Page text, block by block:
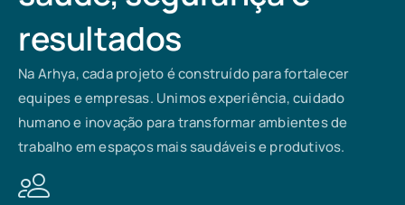
resultados
Na Arhya, cada projeto é construído para fortalecer
equipes e empresas. Unimos experiência, cuidado
humano e inovação para transformar ambientes de
trabalho em espaços mais saudáveis e produtivos.